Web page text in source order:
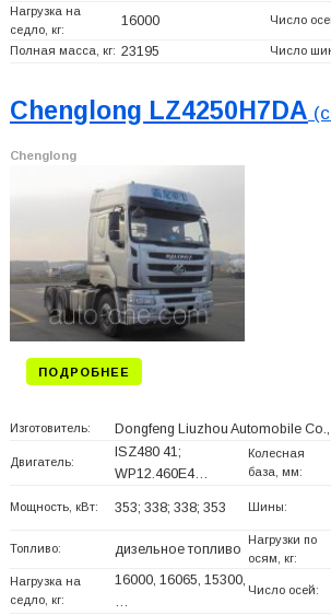
Нагрузка на
седло, кг:
16000 Число
Полная масса, кг: 23195 Число
Chenglong LZ4250H7DA
Chenglong
ПОДРОБНЕЕ
Изготовитель: Dongfeng Liuzhou Automobile Co.,
Двигатель:
ISZ480 41;
WP12.460E4…
Колесная
база, мм:
Мощность, кВт: 353; 338; 338; 353 Шины:
Топливо: дизельное топливо
Нагрузки по
осям, кг:
Нагрузка на
седло, кг:
16000, 16065, 15300,
…
Число осей: